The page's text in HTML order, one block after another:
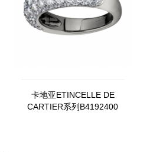
卡地亚ETINCELLE DE
CARTIER系列B4192400